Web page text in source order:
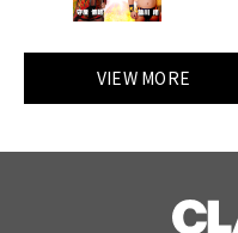
VIEW MORE